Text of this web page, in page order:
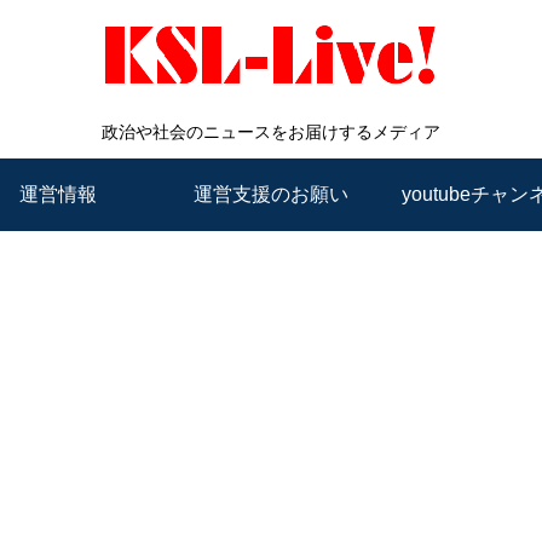
政治や社会のニュースをお届けするメディア
運営情報 運営支援のお願い youtubeチャン